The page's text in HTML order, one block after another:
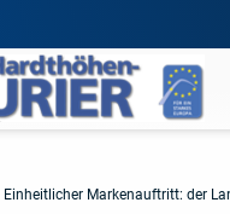
Einheitlicher Markenauftritt: der